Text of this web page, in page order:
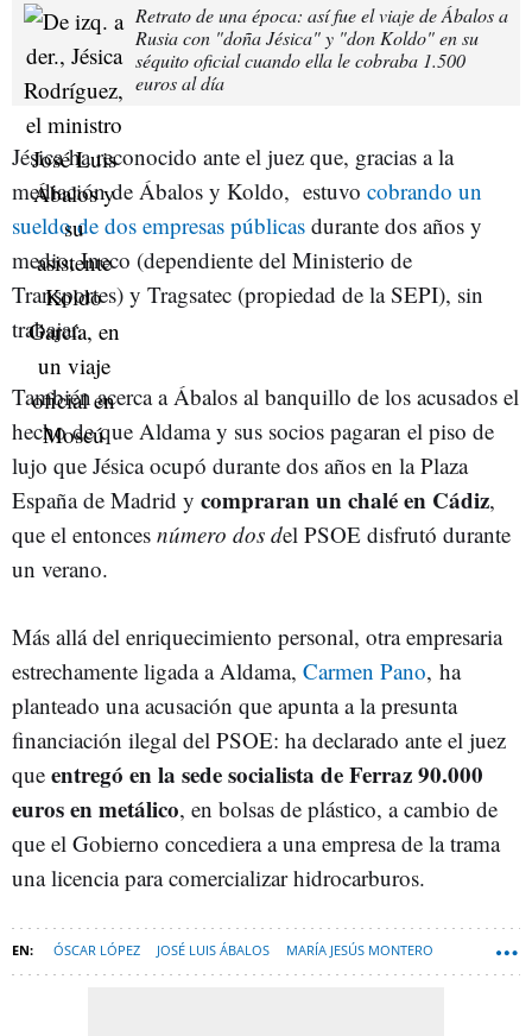
Retrato de una época: así fue el viaje de Ábalos a
Rusia con "doña Jésica" y "don Koldo" en su
séquito oficial cuando ella le cobraba 1.500
euros al día
Jésica ha reconocido ante el juez que, gracias a la
mediación de Ábalos y Koldo, estuvo cobrando un
sueldo de dos empresas públicas durante dos años y
medio, Ineco (dependiente del Ministerio de
Transportes) y Tragsatec (propiedad de la SEPI), sin
trabajar.
También acerca a Ábalos al banquillo de los acusados el
hecho de que Aldama y sus socios pagaran el piso de
lujo que Jésica ocupó durante dos años en la Plaza
España de Madrid y compraran un chalé en Cádiz,
que el entonces número dos del PSOE disfrutó durante
un verano.
Más allá del enriquecimiento personal, otra empresaria
estrechamente ligada a Aldama, Carmen Pano, ha
planteado una acusación que apunta a la presunta
financiación ilegal del PSOE: ha declarado ante el juez
que entregó en la sede socialista de Ferraz 90.000
euros en metálico, en bolsas de plástico, a cambio de
que el Gobierno concediera a una empresa de la trama
una licencia para comercializar hidrocarburos.
ÓSCAR LÓPEZ JOSÉ LUIS ÁBALOS MARÍA JESÚS MONTERO